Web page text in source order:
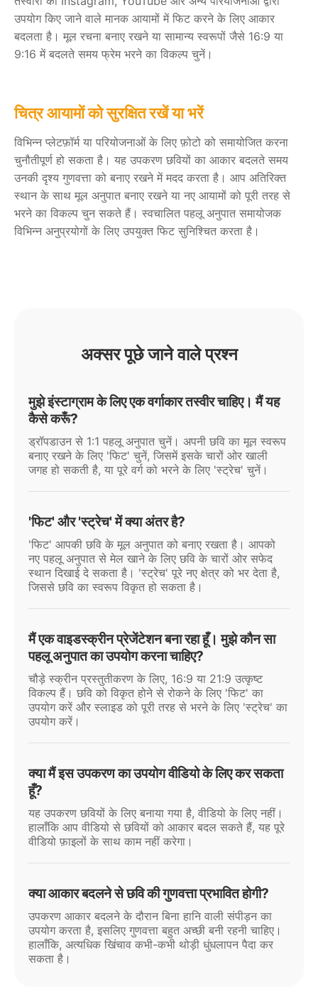
उपयोग किए जाने वाले मानक आयामों में फिट करने के लिए आकार
बदलता है। मूल रचना बनाए रखने या सामान्य स्वरूपों जैसे 16:9 या
9:16 में बदलते समय फ्रेम भरने का विकल्प चुनें।
चित्र आयामों को सुरक्षित रखें या भरें
विभिन्न प्लेटफ़ॉर्म या परियोजनाओं के लिए फ़ोटो को समायोजित करना
चुनौतीपूर्ण हो सकता है। यह उपकरण छवियों का आकार बदलते समय
उनकी दृश्य गुणवत्ता को बनाए रखने में मदद करता है। आप अतिरिक्त
स्थान के साथ मूल अनुपात बनाए रखने या नए आयामों को पूरी तरह से
भरने का विकल्प चुन सकते हैं। स्वचालित पहलू अनुपात समायोजक
विभिन्न अनुप्रयोगों के लिए उपयुक्त फिट सुनिश्चित करता है।
अक्सर पूछे जाने वाले प्रश्न
मुझे इंस्टाग्राम के लिए एक वर्गाकार तस्वीर चाहिए। मैं यह
कैसे करूँ?
ड्रॉपडाउन से 1:1 पहलू अनुपात चुनें। अपनी छवि का मूल स्वरूप
बनाए रखने के लिए 'फिट' चुनें, जिसमें इसके चारों ओर खाली
जगह हो सकती है, या पूरे वर्ग को भरने के लिए 'स्ट्रेच' चुनें।
'फिट' और 'स्ट्रेच' में क्या अंतर है?
'फिट' आपकी छवि के मूल अनुपात को बनाए रखता है। आपको
नए पहलू अनुपात से मेल खाने के लिए छवि के चारों ओर सफेद
स्थान दिखाई दे सकता है। 'स्ट्रेच' पूरे नए क्षेत्र को भर देता है,
जिससे छवि का स्वरूप विकृत हो सकता है।
मैं एक वाइडस्क्रीन प्रेजेंटेशन बना रहा हूँ। मुझे कौन सा
पहलू अनुपात का उपयोग करना चाहिए?
चौड़े स्क्रीन प्रस्तुतीकरण के लिए, 16:9 या 21:9 उत्कृष्ट
विकल्प हैं। छवि को विकृत होने से रोकने के लिए 'फिट' का
उपयोग करें और स्लाइड को पूरी तरह से भरने के लिए 'स्ट्रेच' का
उपयोग करें।
क्या मैं इस उपकरण का उपयोग वीडियो के लिए कर सकता
हूँ?
यह उपकरण छवियों के लिए बनाया गया है, वीडियो के लिए नहीं।
हालाँकि आप वीडियो से छवियों को आकार बदल सकते हैं, यह पूरे
वीडियो फ़ाइलों के साथ काम नहीं करेगा।
क्या आकार बदलने से छवि की गुणवत्ता प्रभावित होगी?
उपकरण आकार बदलने के दौरान बिना हानि वाली संपीड़न का
उपयोग करता है, इसलिए गुणवत्ता बहुत अच्छी बनी रहनी चाहिए।
हालाँकि, अत्यधिक खिंचाव कभी-कभी थोड़ी धुंधलापन पैदा कर
सकता है।